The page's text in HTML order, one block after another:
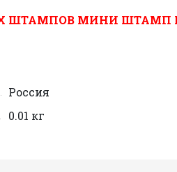
Х ШТАМПОВ МИНИ ШТАМП
Россия
0.01 кг